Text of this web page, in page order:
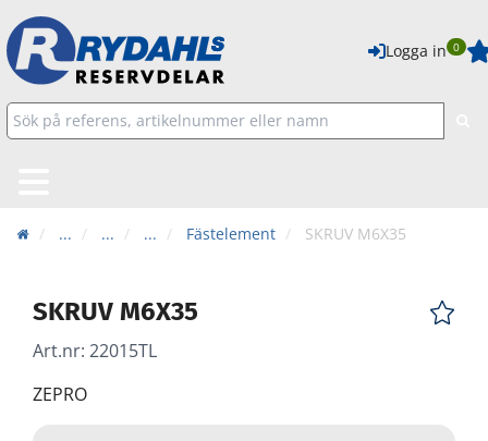
Logga in 0
... ... ... Fästelement SKRUV M6X35
SKRUV M6X35
Art.nr: 22015TL
ZEPRO